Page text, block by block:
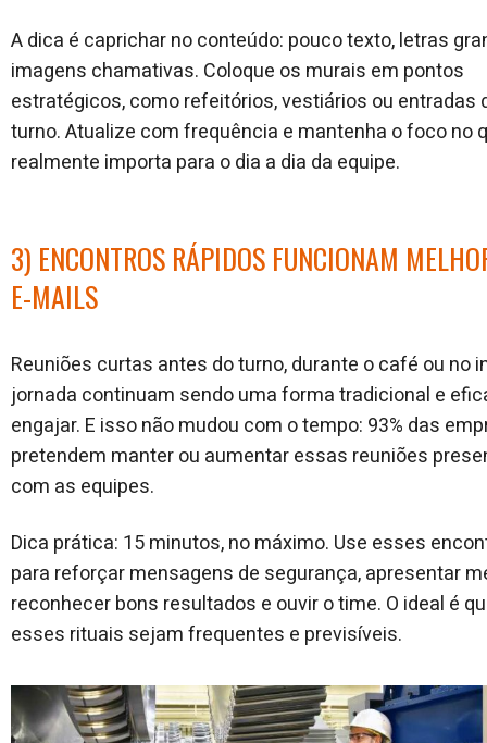
A dica é caprichar no conteúdo: pouco texto, letras
imagens chamativas. Coloque os murais em pontos
estratégicos, como refeitórios, vestiários ou entradas
turno. Atualize com frequência e mantenha o foco no
realmente importa para o dia a dia da equipe.
3) ENCONTROS RÁPIDOS FUNCIONAM
E-MAILS
Reuniões curtas antes do turno, durante o café ou no
jornada continuam sendo uma forma tradicional e
engajar. E isso não mudou com o tempo: 93% das
pretendem manter ou aumentar essas reuniões
com as equipes.
Dica prática: 15 minutos, no máximo. Use esses
para reforçar mensagens de segurança, apresentar
reconhecer bons resultados e ouvir o time. O ideal é
esses rituais sejam frequentes e previsíveis.